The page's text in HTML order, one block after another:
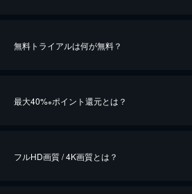
無料トライアルは何が無料？
最大40%※ポイント還元とは？
フルHD画質 / 4K画質とは？